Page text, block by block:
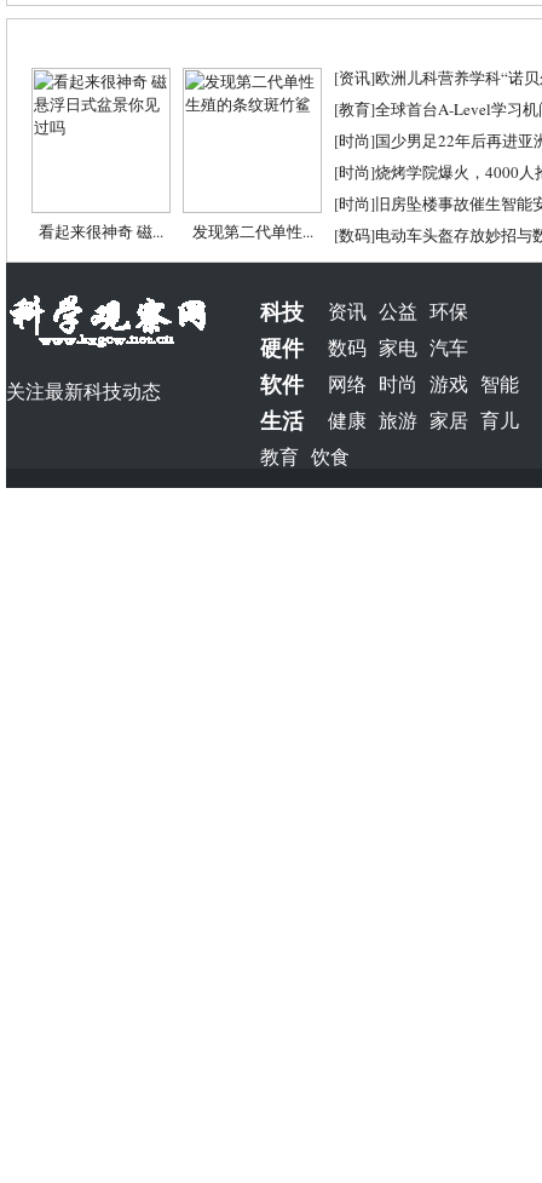
看起来很神奇 磁... 发现第二代单性...
[资讯]欧洲儿科营养学科“诺
[教育]全球首台A-Level学习
[时尚]国少男足22年后再进亚
[时尚]烧烤学院爆火，4000人
[时尚]旧房坠楼事故催生智能
[数码]电动车头盔存放妙招与
关注最新科技动态
科技 资讯 公益 环保
硬件 数码 家电 汽车
软件 网络 时尚 游戏 智能
生活 健康 旅游 家居 育儿
教育 饮食